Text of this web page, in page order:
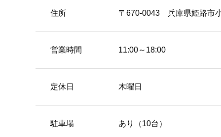
住所 〒670-0043 兵庫県姫路市
営業時間 11:00～18:00
定休日 木曜日
駐車場 あり（10台）